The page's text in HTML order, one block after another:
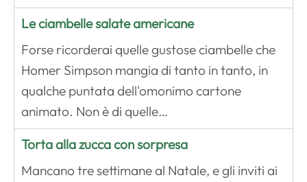
Le ciambelle salate americane
Forse ricorderai quelle gustose ciambelle che
Homer Simpson mangia di tanto in tanto, in
qualche puntata dell'omonimo cartone
animato. Non è di quelle…
Torta alla zucca con sorpresa
Mancano tre settimane al Natale, e gli inviti ai